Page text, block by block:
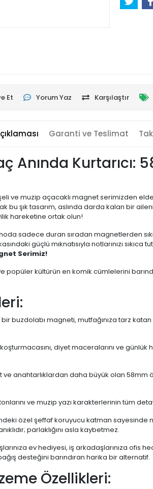
Et Yorum Yaz Karşılaştır
Garanti ve Teslimat
Anında Kurtarıcı:
ve muzip açacaklı magnet serimizden
bu şık tasarım, aslında darda kalan bir
hareketine ortak olun!
sadece duran sıradan magnetlerden
güçlü mıknatısıyla notlarınızı
Serimiz!
popüler kültürün en komik cümlelerini
bir buzdolabı magneti, mutfağınıza tarz
diyet maceralarını ve
ve anahtarlıklardan daha büyük olan
ve muzip yazı karakterlerinin tüm
özel şeffaf koruyucu katman
parlaklığını asla kaybetmez.
ev hediyesi, iş arkadaşlarınıza
desteğini barındıran harika bir alternatif.
Özellikleri: